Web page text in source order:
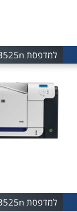
למדפסת HP CP3525n
למדפסת HP CP3525n